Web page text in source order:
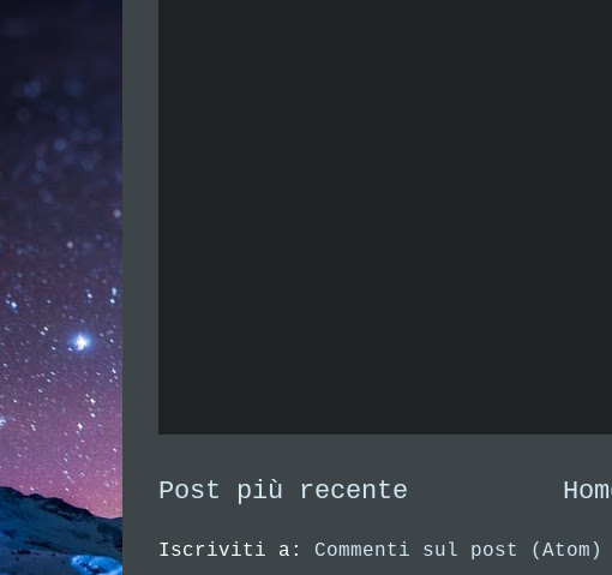
Post più recente
Iscriviti a: Commenti sul post (Atom)